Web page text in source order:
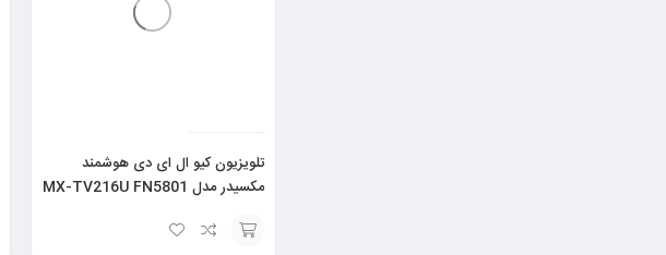
تلویزیون کیو ال ای دی هوشمند
مکسیدر مدل MX-TV216U FN5801